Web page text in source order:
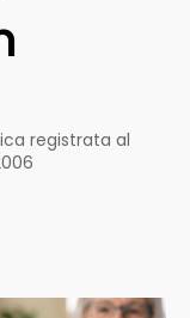
registrata al